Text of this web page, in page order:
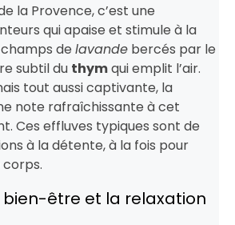
la Provence, c’est une
qui apaise et stimule à la
de lavande bercés par le
subtil du thymqui emplit l’air.
tout aussi captivante, la
note rafraîchissante à cet
Ces effluves typiques sont de
à la détente, à la fois pour
corps.
être et la relaxation